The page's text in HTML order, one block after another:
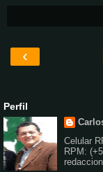
‹
Perfil
Celular
RPM: